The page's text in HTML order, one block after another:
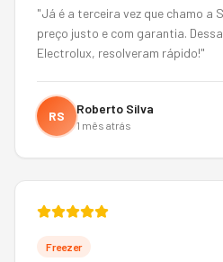
"Já é a terceira vez que chamo a
preço justo e com garantia.
Electrolux, resolveram rápido!"
RS Roberto Silva
1 mês atrás
Freezer